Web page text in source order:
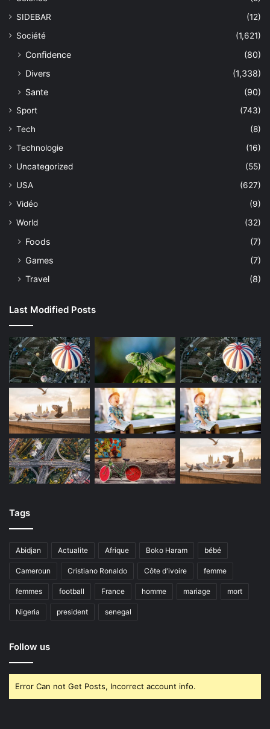
SIDEBAR
(12)
Société
(1,621)
Confidence
(80)
Divers
(1,338)
Sante
(90)
Sport
(743)
Tech
(8)
Technologie
(16)
Uncategorized
(55)
USA
(627)
Vidéo
(9)
World
(32)
Foods
(7)
Games
(7)
Travel
(8)
Last Modified Posts
Tags
Abidjan Actualite Afrique Boko Haram bébé
Cameroun Cristiano Ronaldo Côte d'ivoire femme
femmes football France homme mariage mort
Nigeria president senegal
Follow us
Error Can not Get Posts, Incorrect account info.